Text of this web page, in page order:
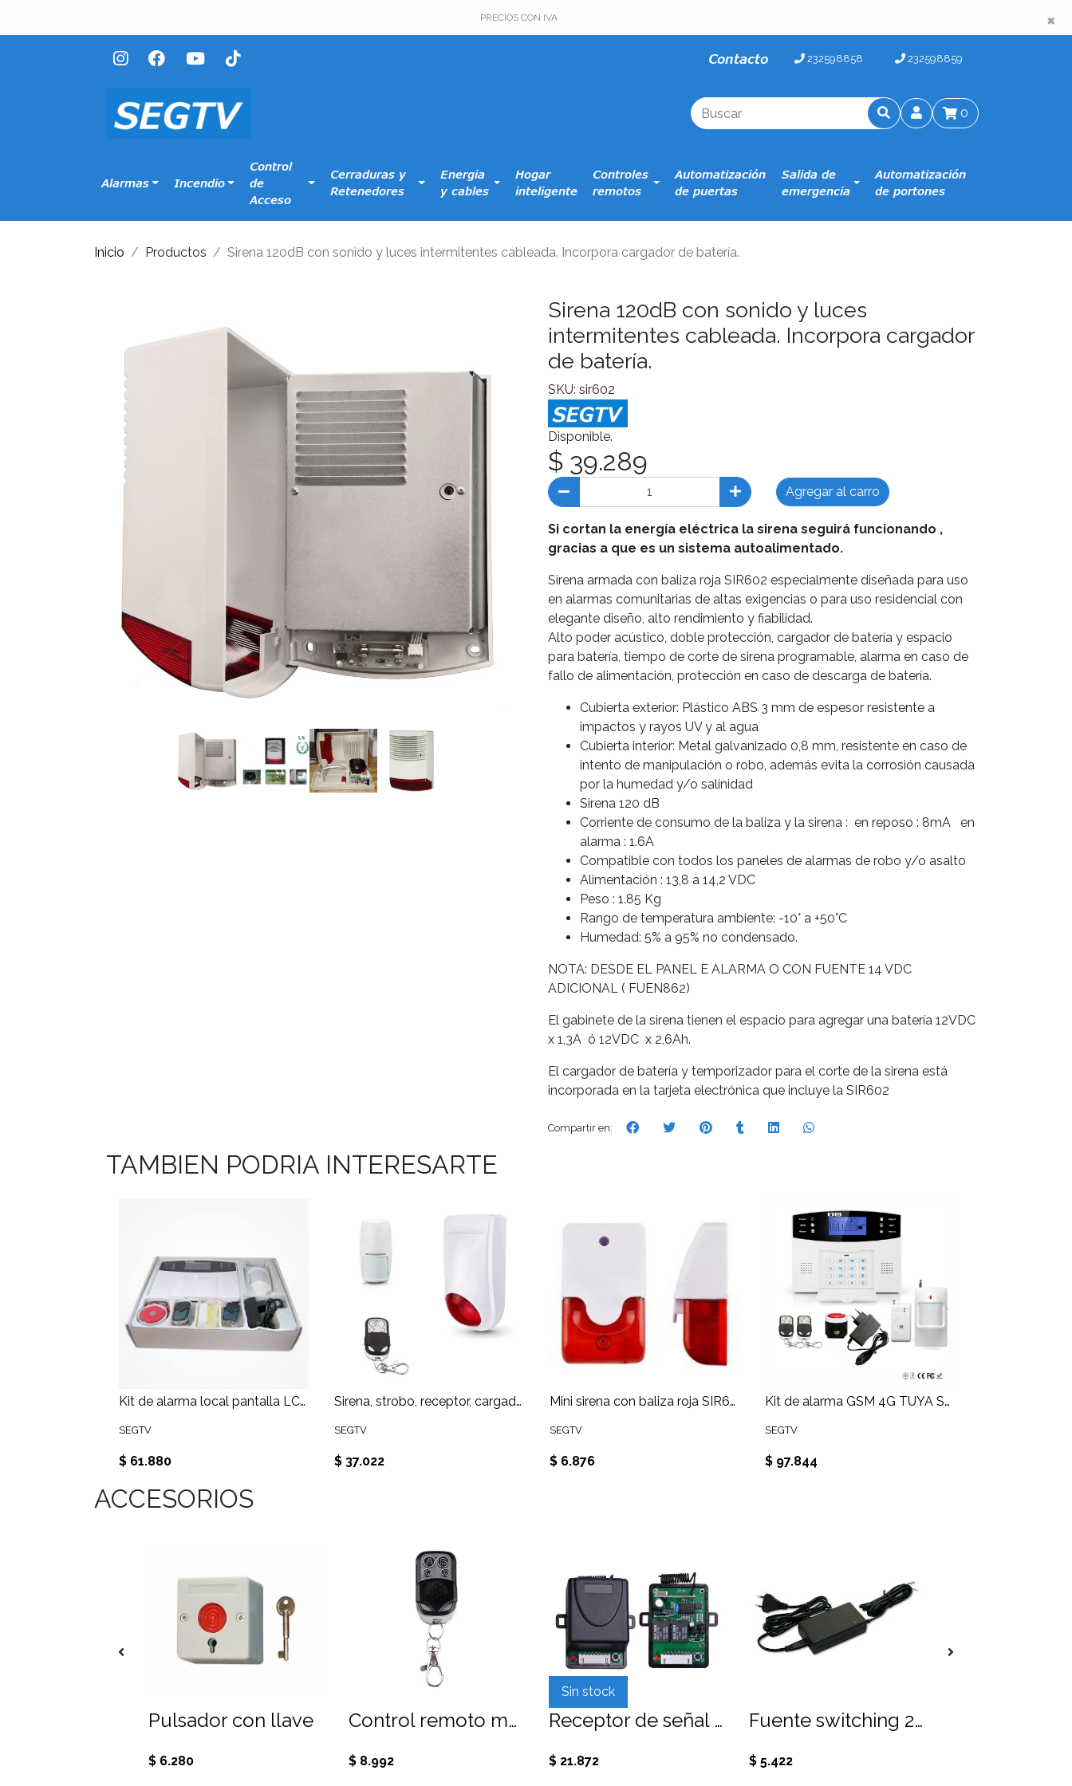
PRECIOS CON IVA ×
×
Contacto 232598858 232598859
0
Alarmas Incendio
Control
de
Acceso
Cerraduras y
Retenedores
Energia
y cables
Hogar
inteligente
Controles
remotos
Automatización
de puertas
Salida de
emergencia
Automatización
de portones
Inicio Productos Sirena 120dB con sonido y luces intermitentes cableada. Incorpora cargador de batería.
Sirena 120dB con sonido y luces
intermitentes cableada. Incorpora cargador
de batería.
SKU: sir602
Disponible.
$ 39.289
Agregar al carro
Si cortan la energía eléctrica la sirena seguirá funcionando ,
gracias a que es un sistema autoalimentado.
Sirena armada con baliza roja SIR602 especialmente diseñada para uso
en alarmas comunitarias de altas exigencias o para uso residencial con
elegante diseño, alto rendimiento y fiabilidad.
Alto poder acústico, doble protección, cargador de batería y espacio
para batería, tiempo de corte de sirena programable, alarma en caso de
fallo de alimentación, protección en caso de descarga de batería.
Cubierta exterior: Plástico ABS 3 mm de espesor resistente a
impactos y rayos UV y al agua
Cubierta interior: Metal galvanizado 0,8 mm, resistente en caso de
intento de manipulación o robo, además evita la corrosión causada
por la humedad y/o salinidad
Sirena 120 dB
Corriente de consumo de la baliza y la sirena : en reposo : 8mA en
alarma : 1.6A
Compatible con todos los paneles de alarmas de robo y/o asalto
Alimentación : 13,8 a 14,2 VDC
Peso : 1.85 Kg
Rango de temperatura ambiente: -10° a +50°C
Humedad: 5% a 95% no condensado.
NOTA: DESDE EL PANEL E ALARMA O CON FUENTE 14 VDC
ADICIONAL ( FUEN862)
El gabinete de la sirena tienen el espacio para agregar una batería 12VDC
x 1,3A ó 12VDC x 2,6Ah.
El cargador de batería y temporizador para el corte de la sirena está
incorporada en la tarjeta electrónica que incluye la SIR602
Compartir en:
TAMBIEN PODRIA INTERESARTE
Kit de alarma local pantalla LCD , inalambrica
SEGTV
$ 61.880
Sirena, strobo, receptor, cargador y batería
SEGTV
$ 37.022
Mini sirena con baliza roja SIR620
SEGTV
$ 6.876
Kit de alarma GSM 4G TUYA SMART WIFI inalámbrica 433Mhz
SEGTV
$ 97.844
ACCESORIOS
Pulsador con llave
$ 6.280
Control remoto metálico 4 pulsadores compatible con centrales GSM 433M
$ 8.992
Sin stock
Receptor de señal 433 memoriza hasta 35 controles
$ 21.872
Fuente switching 220 Vac, 12Vdc 2A sin enchufe, sin conector
$ 5.422